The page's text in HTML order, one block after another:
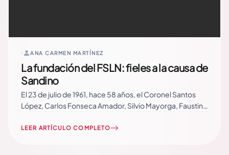
ANA CARMEN MARTÍNEZ
La fundación del FSLN: fieles a la causa de
Sandino
El 23 de julio de 1961, hace 58 años, el Coronel Santos
López, Carlos Fonseca Amador, Silvio Mayorga, Faustino
Escobar, Tomás Borge, Germán Pomares Ordóñez y
LEER ARTÍCULO COMPLETO